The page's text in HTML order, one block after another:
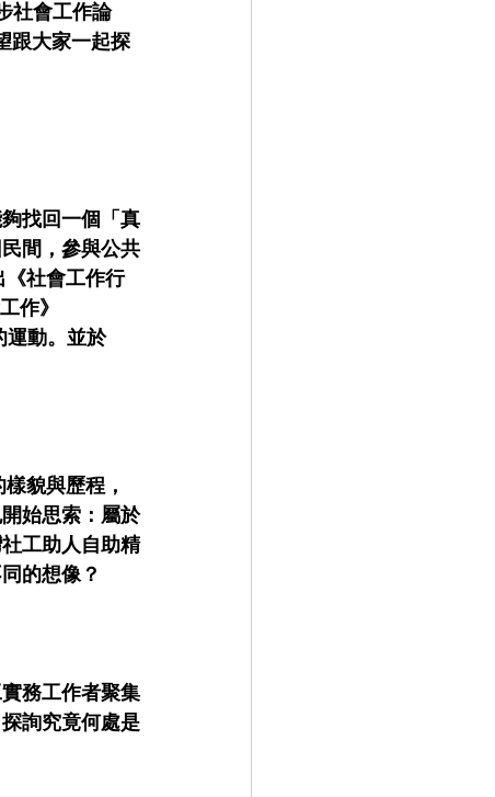
社會工作論
跟大家一起探
找回一個「真
間，參與公共
《社會工作行
作》
運動。並於
貌與歷程，
始思索：屬於
工助人自助精
的想像？
務工作者聚集
詢究竟何處是